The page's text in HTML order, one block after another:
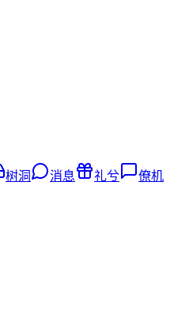
树洞 消息 礼兮 僚机